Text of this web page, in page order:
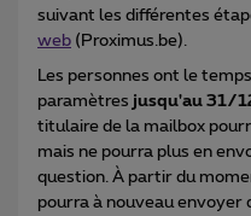
suivant les différentes
web (Proximus.be).
Les personnes ont le
paramètres jusqu'au 31/
titulaire de la mailbox
mais ne pourra plus en
question. À partir du
pourra à nouveau envoyer